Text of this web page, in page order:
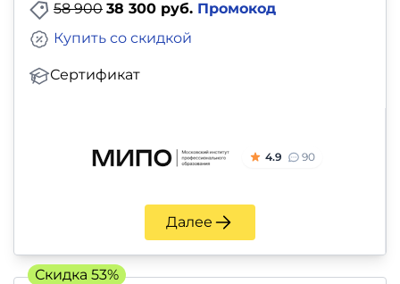
58 900 38 300 руб. Промокод
Сертификат
Купить со скидкой
4.9 90
Далее
Скидка 53%